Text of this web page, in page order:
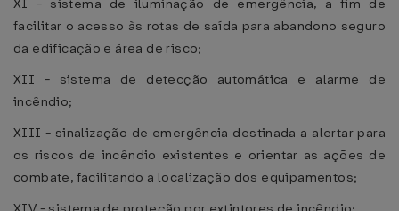
XI - sistema de iluminação de emergência, a fim de
facilitar o acesso às rotas de saída para abandono seguro
da edificação e área de risco;
XII - sistema de detecção automática e alarme de
incêndio;
XIII - sinalização de emergência destinada a alertar para
os riscos de incêndio existentes e orientar as ações de
combate, facilitando a localização dos equipamentos;